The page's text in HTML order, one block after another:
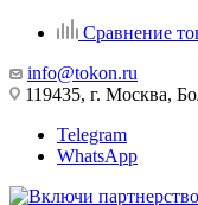
Сравнение
info@tokon.ru
119435, г. Москва,
Telegram
WhatsApp